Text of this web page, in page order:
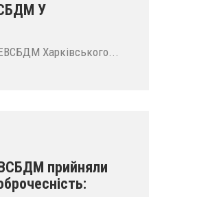
У
Харківського...
прийняли